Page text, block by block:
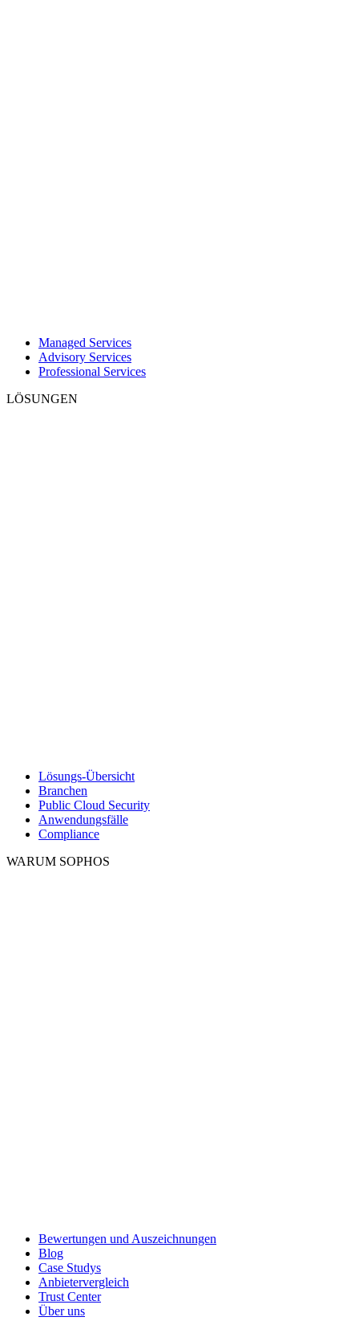
Managed Services
Advisory Services
Professional Services
LÖSUNGEN
Lösungs-Übersicht
Branchen
Public Cloud Security
Anwendungsfälle
Compliance
WARUM SOPHOS
Bewertungen und Auszeichnungen
Blog
Case Studys
Anbietervergleich
Trust Center
Über uns